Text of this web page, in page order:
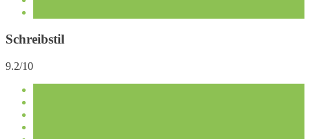
Schreibstil
9.2/10